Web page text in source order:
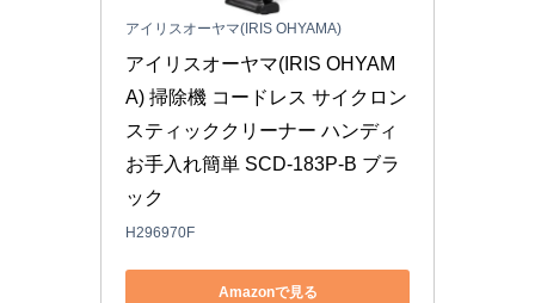
アイリスオーヤマ(IRIS OHYAMA)
アイリスオーヤマ(IRIS OHYAM
A) 掃除機 コードレス サイクロン
スティッククリーナー ハンディ
お手入れ簡単 SCD-183P-B ブラ
ック
H296970F
Amazonで見る